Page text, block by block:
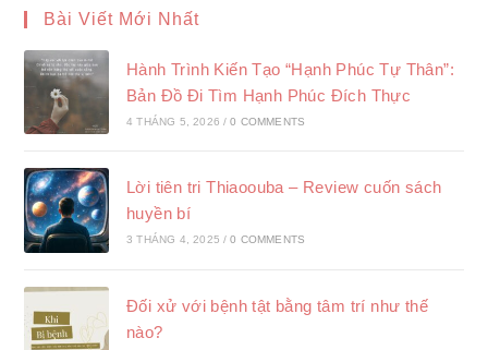
Bài Viết Mới Nhất
Hành Trình Kiến Tạo “Hạnh Phúc Tự Thân”:
Bản Đồ Đi Tìm Hạnh Phúc Đích Thực
4 THÁNG 5, 2026 / 0 COMMENTS
Lời tiên tri Thiaoouba – Review cuốn sách
huyền bí
3 THÁNG 4, 2025 / 0 COMMENTS
Đối xử với bệnh tật bằng tâm trí như thế
nào?